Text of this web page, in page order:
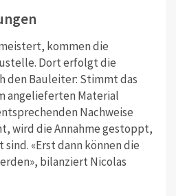
kommen die
Dort erfolgt die
den Bauleiter: Stimmt das
angelieferten Material
Nachweise
wird die Annahme gestoppt,
«Erst dann können die
bilanziert Nicolas